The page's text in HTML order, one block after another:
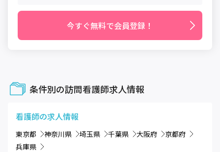
今すぐ無料で会員登録！
条件別の訪問看護師求人情報
看護師の求人情報
東京都 神奈川県 埼玉県 千葉県 大阪府
京都府
兵庫県